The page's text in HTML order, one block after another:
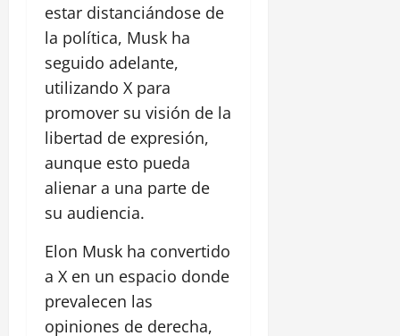
estar distanciándose de
la política, Musk ha
seguido adelante,
utilizando X para
promover su visión de la
libertad de expresión,
aunque esto pueda
alienar a una parte de
su audiencia.
Elon Musk ha convertido
a X en un espacio donde
prevalecen las
opiniones de derecha,